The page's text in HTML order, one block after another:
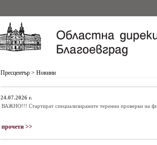
Пресцентър > Новини
24.07.2026 г.
ВАЖНО!!! Стартират специализираните теренни проверки на
прочети >>